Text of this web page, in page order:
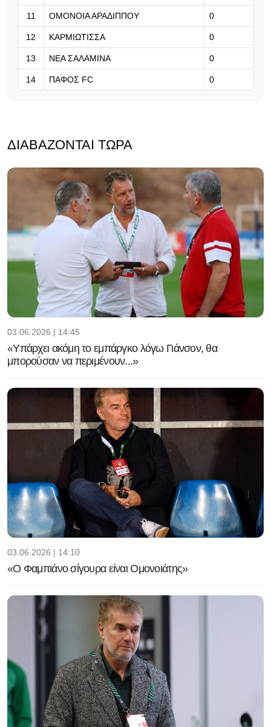
11 ΟΜΟΝΟΙΑ ΑΡΑΔΙΠΠΟΥ 0
12 ΚΑΡΜΙΩΤΙΣΣΑ 0
13 ΝΕΑ ΣΑΛΑΜΙΝΑ 0
14 ΠΑΦΟΣ FC 0
ΔΙΑΒΆΖΟΝΤΑΙ ΤΏΡΑ
03.06.2026 | 14:45
«Υπάρχει ακόμη το εμπάργκο λόγω Γιάνσον, θα
μπορούσαν να περιμένουν...»
03.06.2026 | 14:10
«Ο Φαμπιάνο σίγουρα είναι Ομονοιάτης»